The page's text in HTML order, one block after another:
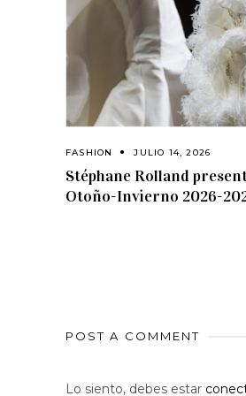
FASHION JULIO 14, 2026
Stéphane Rolland
Otoño-Invierno 2026-
POST A COMMENT
Lo siento, debes estar